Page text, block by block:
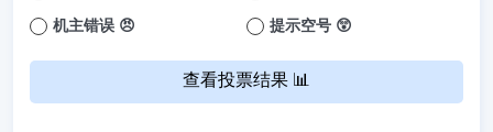
机主错误 😠 提示空号 😲
查看投票结果 📊